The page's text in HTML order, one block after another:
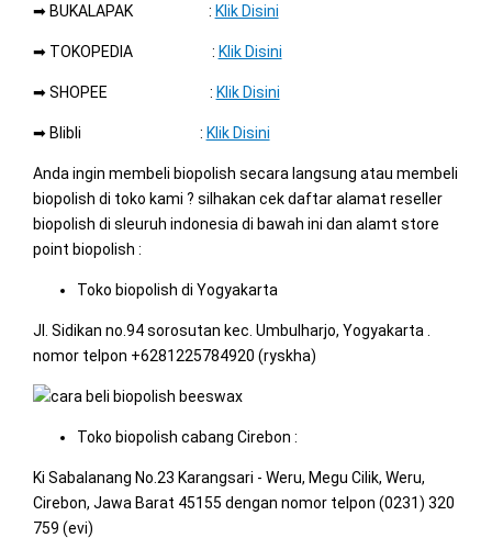
➡ BUKALAPAK : Klik Disini
➡ TOKOPEDIA : Klik Disini
➡ SHOPEE : Klik Disini
➡ Blibli : Klik Disini
Anda ingin membeli biopolish secara langsung atau membeli
biopolish di toko kami ? silhakan cek daftar alamat reseller
biopolish di sleuruh indonesia di bawah ini dan alamt store
point biopolish :
Toko biopolish di Yogyakarta
Jl. Sidikan no.94 sorosutan kec. Umbulharjo, Yogyakarta .
nomor telpon +6281225784920 (ryskha)
Toko biopolish cabang Cirebon :
Ki Sabalanang No.23 Karangsari - Weru, Megu Cilik, Weru,
Cirebon, Jawa Barat 45155 dengan nomor telpon (0231) 320
759 (evi)